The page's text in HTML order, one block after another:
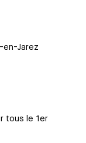
Jarez
tous le 1er